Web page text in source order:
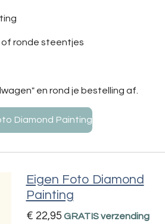
of ronde steentjes
en rond je bestelling af.
Diamond Painting
Eigen Foto Diamond
Painting
€ 22,95 GRATIS verzending